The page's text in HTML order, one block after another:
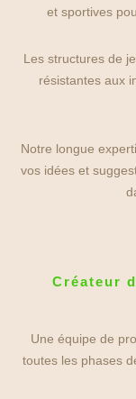
et sportives
Les structures de
résistantes aux
Notre longue
vos idées et
Créateur
Une équipe de
toutes les phases